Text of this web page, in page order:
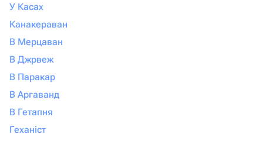
У Касах
Канакераван
В Мерцаван
В Джрвеж
В Паракар
В Аргаванд
В Гетапня
Геханіст